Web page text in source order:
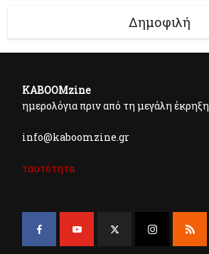
Δημοφιλή
KABOOMzine
ημερολόγια πριν από τη μεγάλη έκρηξη
info@kaboomzine.gr
ταυτότητα